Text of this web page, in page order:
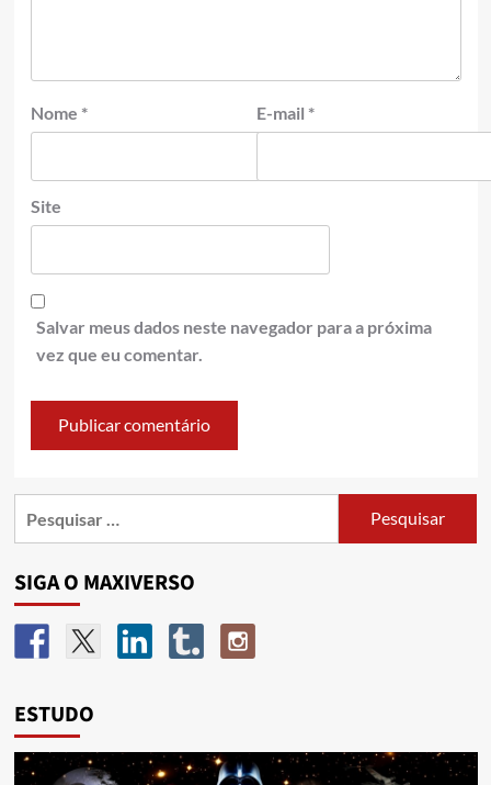
Nome * E-mail *
Site
Salvar meus dados neste navegador para a próxima
vez que eu comentar.
SIGA O MAXIVERSO
ESTUDO